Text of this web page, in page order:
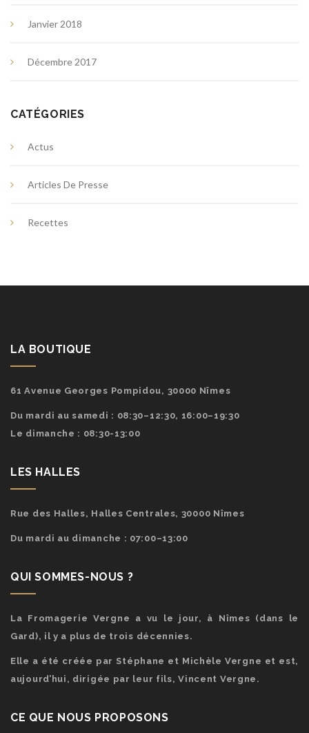
Janvier 2018
Décembre 2017
CATÉGORIES
Actus
Articles De Presse
Recettes
LA BOUTIQUE
61 Avenue Georges Pompidou, 30000 Nîmes
Du mardi au samedi : 08:30–12:30, 16:00–19:30
Le dimanche : 08:30-13:00
LES HALLES
Rue des Halles, Halles Centrales, 30000 Nîmes
Du mardi au dimanche : 07:00–13:00
QUI SOMMES-NOUS ?
La Fromagerie Vergne a vu le jour, à Nîmes (dans le
Gard), il y a plus de trois décennies.
Elle a été créée par Stéphane et Michèle Vergne et est,
aujourd’hui, dirigée par leur fils, Vincent Vergne.
CE QUE NOUS PROPOSONS